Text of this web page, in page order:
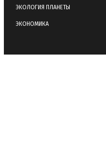
ЭКОЛОГИЯ ПЛАНЕТЫ
ЭКОНОМИКА